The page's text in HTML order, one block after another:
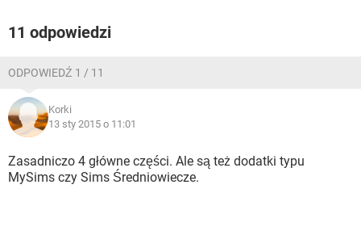
11 odpowiedzi
ODPOWIEDŹ 1 / 11
Korki
13 sty 2015 o 11:01
Zasadniczo 4 główne części. Ale są też dodatki typu
MySims czy Sims Średniowiecze.